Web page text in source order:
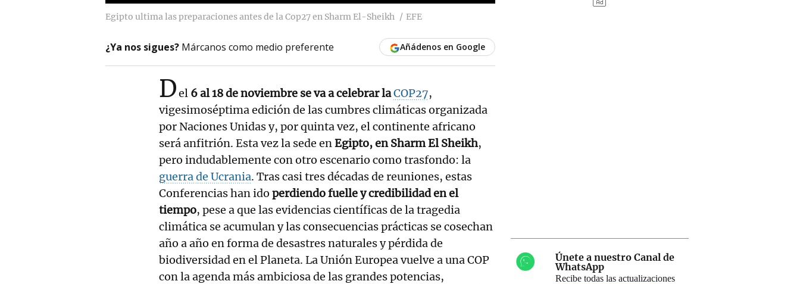
Egipto ultima las preparaciones antes de la Cop27 en Sharm El-Sheikh EFE
¿Ya nos sigues? Márcanos como medio preferente Añádenos en Google
Del 6 al 18 de noviembre se va a celebrar laCOP27,
vigesimoséptima edición de las cumbres climáticas organizada
por Naciones Unidas y, por quinta vez, el continente africano
será anfitrión. Esta vez la sede enEgipto, en Sharm El Sheikh,
pero indudablemente con otro escenario como trasfondo: la
guerra de Ucrania. Tras casi tres décadas de reuniones, estas
Conferencias han ido perdiendo fuelle y credibilidad en el
tiempo, pese a que las evidencias científicas de la tragedia
climática se acumulan y las consecuencias prácticas se cosechan
año a año en forma de desastres naturales y pérdida de
biodiversidad en el Planeta. La Unión Europea vuelve a una COP
con la agenda más ambiciosa de las grandes potencias,
Únete a nuestro Canal de
WhatsApp
Recibe todas las actualizaciones